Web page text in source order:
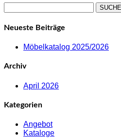
nach:
Neueste Beiträge
Möbelkatalog 2025/2026
Archiv
April 2026
Kategorien
Angebot
Kataloge